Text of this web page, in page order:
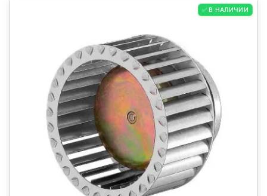
✅ В НАЛИЧИИ